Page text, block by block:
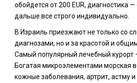
обойдется от 200 EUR, диагностика —
дальше все строго индивидуально.
В Израиль приезжают не только со
диагнозами, но и за красотой и
Самый популярный лечебный курорт
Богатая микроэлементами морская
кожные заболевания, артрит, астму